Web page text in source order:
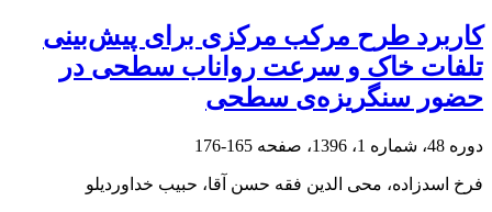
کاربرد طرح مرکب مرکزی برای پیش‌بینی
تلفات خاک و سرعت رواناب سطحی در
حضور سنگریزه‌ی سطحی
دوره 48، شماره 1، 1396، صفحه 165-176
فرخ اسدزاده، محی الدین فقه حسن آقا، حبیب خداوردیلو